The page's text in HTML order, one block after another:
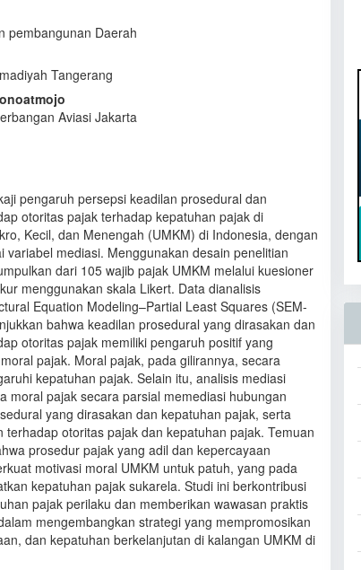
pembangunan Daerah
Tangerang
Aviasi Jakarta
pengaruh persepsi keadilan prosedural dan
otoritas pajak terhadap kepatuhan pajak di
Kecil, dan Menengah (UMKM) di Indonesia, dengan
variabel mediasi. Menggunakan desain penelitian
dari 105 wajib pajak UMKM melalui kuesioner
menggunakan skala Likert. Data dianalisis
Equation Modeling–Partial Least Squares (SEM-
bahwa keadilan prosedural yang dirasakan dan
otoritas pajak memiliki pengaruh positif yang
pajak. Moral pajak, pada gilirannya, secara
kepatuhan pajak. Selain itu, analisis mediasi
moral pajak secara parsial memediasi hubungan
yang dirasakan dan kepatuhan pajak, serta
terhadap otoritas pajak dan kepatuhan pajak. Temuan
prosedur pajak yang adil dan kepercayaan
motivasi moral UMKM untuk patuh, yang pada
kepatuhan pajak sukarela. Studi ini berkontribusi
pajak perilaku dan memberikan wawasan praktis
mengembangkan strategi yang mempromosikan
dan kepatuhan berkelanjutan di kalangan UMKM di